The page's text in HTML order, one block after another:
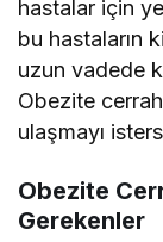
hastalar için
bu hastaların
uzun vadede
Obezite
ulaşmayı
Obezite
Gerekenler